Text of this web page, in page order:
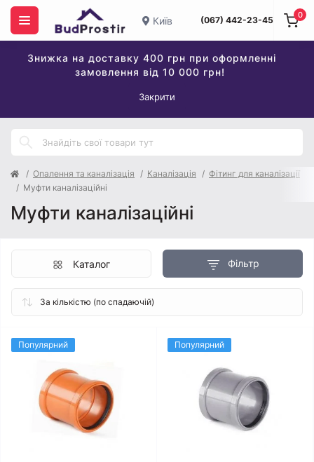
Київ (067) 442-23-45
Знижка на доставку 400 грн при оформленні
замовлення від 10 000 грн!
Закрити
0
Опалення та каналізація Каналізація
Фітинг для каналізації
Муфти каналізаційні
Муфти каналізаційні
Фільтр
Каталог
Популярний Популярний